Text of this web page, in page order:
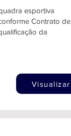
esportiva
Contrato de
da
Visualizar